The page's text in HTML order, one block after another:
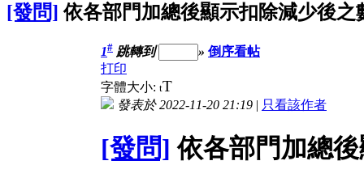
[發問] 依各部門加總後顯示扣除減少後之
1# 跳轉到 » 倒序看帖
打印
字體大小: tT
發表於 2022-11-20 21:19 | 只看該作者
[發問] 依各部門加總